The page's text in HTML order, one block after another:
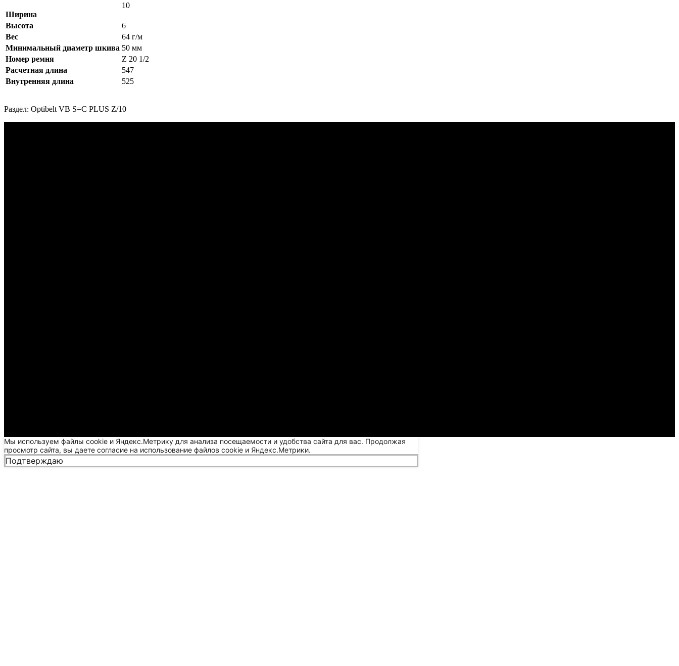
Ширина
10
Высота
6
Вес
64 г/м
Минимальный диаметр шкива 50 мм
Номер ремня
Z 20 1/2
Расчетная длина
547
Внутренняя длина
525
Раздел: Optibelt VB S=C PLUS Z/10
Мы используем файлы cookie и Яндекс.Метрику для анализа посещаемости и удобства сайта для вас. Продолжая
просмотр сайта, вы даете согласие на использование файлов cookie и Яндекс.Метрики.
Подтверждаю